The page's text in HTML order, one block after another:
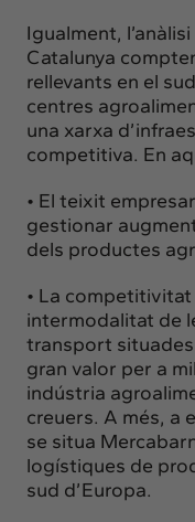
Igualment,
Catalunya
rellevants en el
centres
una xarxa
competitiva. En
• El teixit
gestionar
dels productes
• La
intermodalitat de
transport
gran valor per a
indústria
creuers. A més, a
se situa
logístiques de
sud d’Europa.